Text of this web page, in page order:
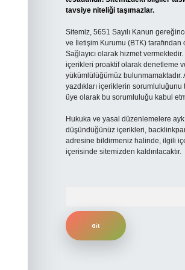
tavsiye niteliği taşımazlar.
Sitemiz, 5651 Sayılı Kanun
ve İletişim Kurumu (BTK) tarafından
Sağlayıcı olarak hizmet
içerikleri proaktif olarak denetleme
yükümlülüğümüz bulunmamaktadır.
yazdıkları içeriklerin sorumluluğunu
üye olarak bu sorumluluğu kabul
Hukuka ve yasal düzenlemelere
düşündüğünüz içerikleri,
adresine bildirmeniz halinde, ilgili
içerisinde sitemizden kaldırılacaktır.